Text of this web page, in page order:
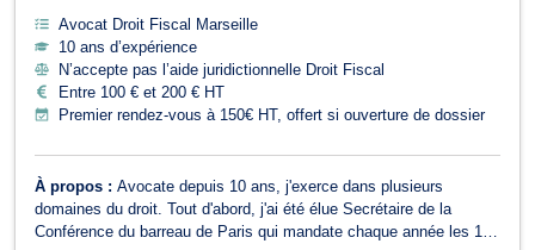
Avocat Droit Fiscal Marseille
10 ans d’expérience
N’accepte pas l’aide juridictionnelle Droit Fiscal
Entre 100 € et 200 € HT
Premier rendez-vous à 150€ HT, offert si ouverture de dossier
À propos : Avocate depuis 10 ans, j'exerce dans plusieurs
domaines du droit. Tout d'abord, j'ai été élue Secrétaire de la
Conférence du barreau de Paris qui mandate chaque année les 12